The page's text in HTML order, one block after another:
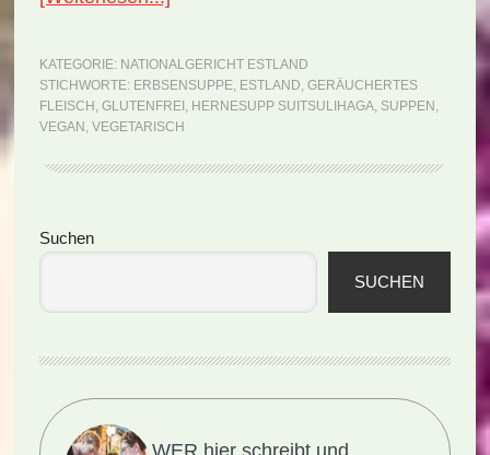
Hernesupp
suitsulihaga
(Rezept)
KATEGORIE: NATIONALGERICHT ESTLAND
STICHWORTE: ERBSENSUPPE, ESTLAND, GERÄUCHERTES
FLEISCH , GLUTENFREI , HERNESUPP SUITSULIHAGA, SUPPEN ,
VEGAN , VEGETARISCH
Seitenspalte
Suchen
SUCHEN
WER hier schreibt und